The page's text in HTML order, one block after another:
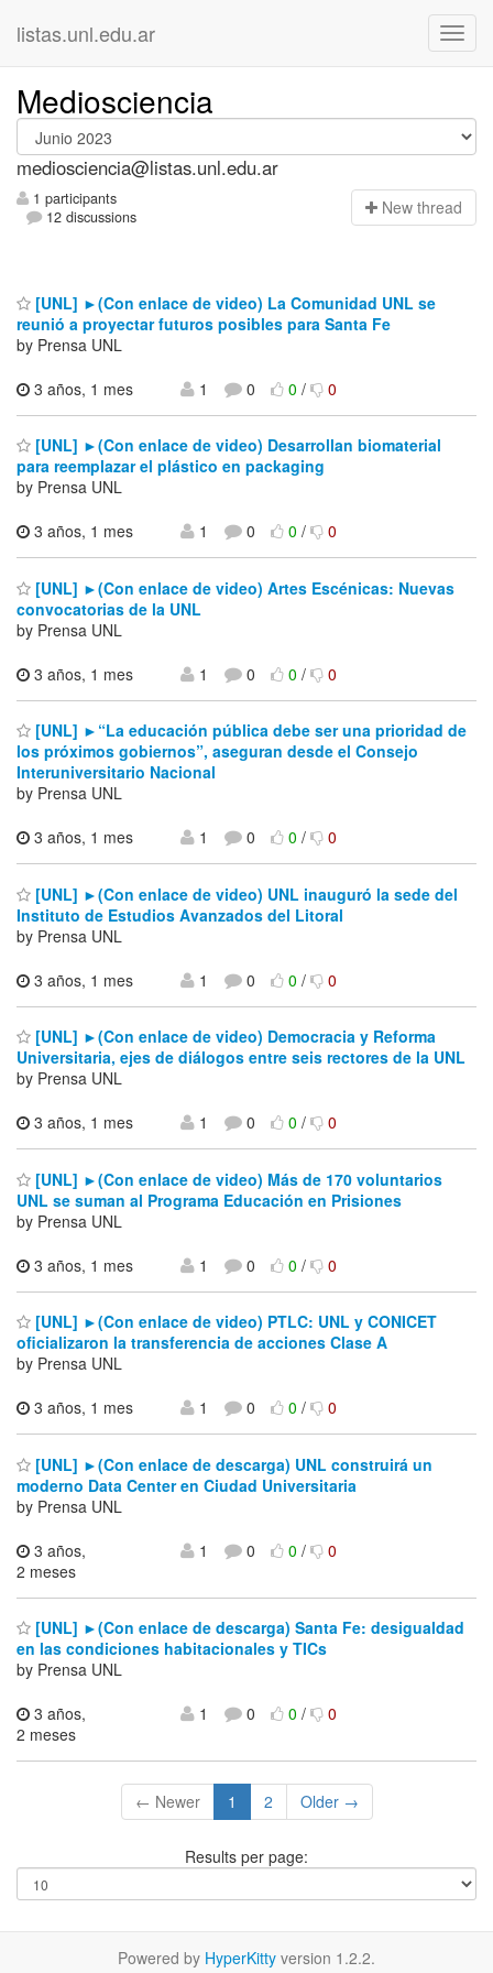
listas.unl.edu.ar
Mediosciencia
mediosciencia@listas.unl.edu.ar
1 participants
12 discussions
New thread
[UNL] ►(Con enlace de video) La Comunidad UNL se
reunió a proyectar futuros posibles para Santa Fe
by Prensa UNL
3 años, 1 mes
1 0 0/ 0
[UNL] ►(Con enlace de video) Desarrollan biomaterial
para reemplazar el plástico en packaging
by Prensa UNL
3 años, 1 mes
1 0 0/ 0
[UNL] ►(Con enlace de video) Artes Escénicas: Nuevas
convocatorias de la UNL
by Prensa UNL
3 años, 1 mes
1 0 0/ 0
[UNL] ►“La educación pública debe ser una prioridad de
los próximos gobiernos”, aseguran desde el Consejo
Interuniversitario Nacional
by Prensa UNL
3 años, 1 mes
1 0 0/ 0
[UNL] ►(Con enlace de video) UNL inauguró la sede del
Instituto de Estudios Avanzados del Litoral
by Prensa UNL
3 años, 1 mes
1 0 0/ 0
[UNL] ►(Con enlace de video) Democracia y Reforma
Universitaria, ejes de diálogos entre seis rectores de la UNL
by Prensa UNL
3 años, 1 mes
1 0 0/ 0
[UNL] ►(Con enlace de video) Más de 170 voluntarios
UNL se suman al Programa Educación en Prisiones
by Prensa UNL
3 años, 1 mes
1 0 0/ 0
[UNL] ►(Con enlace de video) PTLC: UNL y CONICET
oficializaron la transferencia de acciones Clase A
by Prensa UNL
3 años, 1 mes
1 0 0/ 0
[UNL] ►(Con enlace de descarga) UNL construirá un
moderno Data Center en Ciudad Universitaria
by Prensa UNL
3 años,
2 meses
1 0 0/ 0
[UNL] ►(Con enlace de descarga) Santa Fe: desigualdad
en las condiciones habitacionales y TICs
by Prensa UNL
3 años,
2 meses
1 0 0/ 0
← Newer 1 2 Older →
Results per page:
Powered by HyperKitty version 1.2.2.